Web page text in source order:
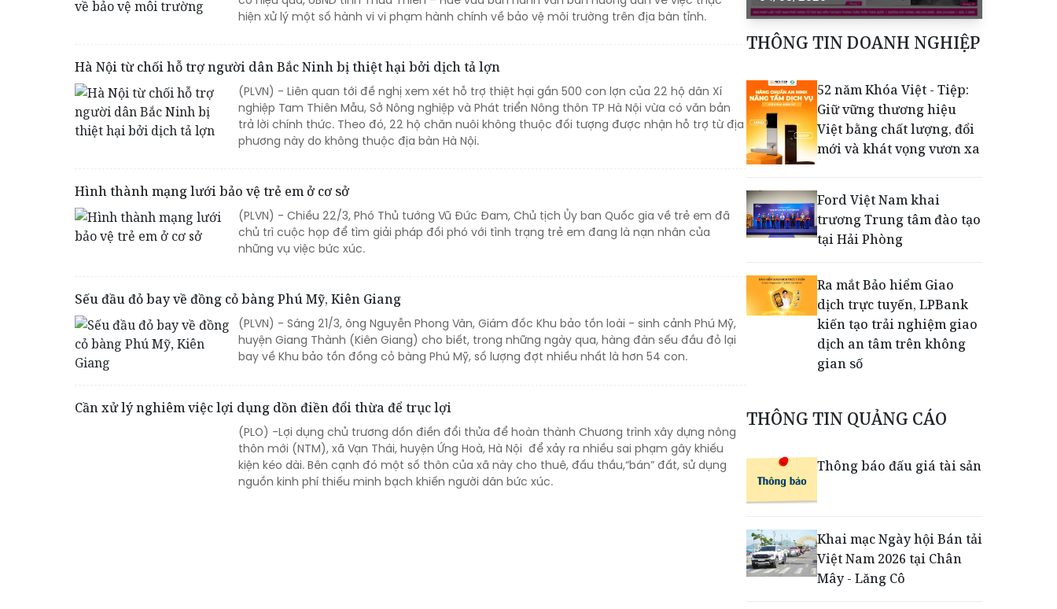
hiện xử lý một số hành vi vi phạm hành chính về bảo vệ môi trường trên địa bàn tỉnh.
Hà Nội từ chối hỗ trợ người dân Bắc Ninh bị thiệt hại bởi dịch tả lợn
(PLVN) - Liên quan tới đề nghị xem xét hỗ trợ thiệt hại gần 500 con lợn của 22 hộ dân Xí
nghiệp Tam Thiên Mẫu, Sở Nông nghiệp và Phát triển Nông thôn TP Hà Nội vừa có văn bản
trả lời chính thức. Theo đó, 22 hộ chăn nuôi không thuộc đối tượng được nhận hỗ trợ từ địa
phương này do không thuộc địa bàn Hà Nội.
Hình thành mạng lưới bảo vệ trẻ em ở cơ sở
(PLVN) - Chiều 22/3, Phó Thủ tướng Vũ Đức Đam, Chủ tịch Ủy ban Quốc gia về trẻ em đã
chủ trì cuộc họp để tìm giải pháp đối phó với tình trạng trẻ em đang là nạn nhân của
những vụ việc bức xúc.
Sếu đầu đỏ bay về đồng cỏ bàng Phú Mỹ, Kiên Giang
(PLVN) - Sáng 21/3, ông Nguyễn Phong Vân, Giám đốc Khu bảo tồn loài - sinh cảnh Phú Mỹ,
huyện Giang Thành (Kiên Giang) cho biết, trong những ngày qua, hàng đàn sếu đầu đỏ lại
bay về Khu bảo tồn đồng cỏ bàng Phú Mỹ, số lượng đợt nhiều nhất là hơn 54 con.
Cần xử lý nghiêm việc lợi dụng dồn điền đổi thừa để trục lợi
(PLO) -Lợi dụng chủ trương dồn điền đổi thửa để hoàn thành Chương trình xây dựng nông
thôn mới (NTM), xã Vạn Thái, huyện Ứng Hoà, Hà Nội để xảy ra nhiều sai phạm gây khiếu
kiện kéo dài. Bên cạnh đó một số thôn của xã này cho thuê, đấu thầu,“bán” đất, sử dụng
nguồn kinh phí thiếu minh bạch khiến người dân bức xúc.
THÔNG TIN DOANH NGHIỆP
52 năm Khóa Việt - Tiệp:
Giữ vững thương hiệu
Việt bằng chất lượng, đổi
mới và khát vọng vươn xa
Ford Việt Nam khai
trương Trung tâm đào tạo
tại Hải Phòng
Ra mắt Bảo hiểm Giao
dịch trực tuyến, LPBank
kiến tạo trải nghiệm giao
dịch an tâm trên không
gian số
Dấu mốc khẳng định năng
lực vận hành và thích ứng
toán thưởng vượt kế
hoạch
THÔNG TIN QUẢNG CÁO
Thông báo đấu giá tài sản
Khai mạc Ngày hội Bán tải
Việt Nam 2026 tại Chân
Mây - Lăng Cô